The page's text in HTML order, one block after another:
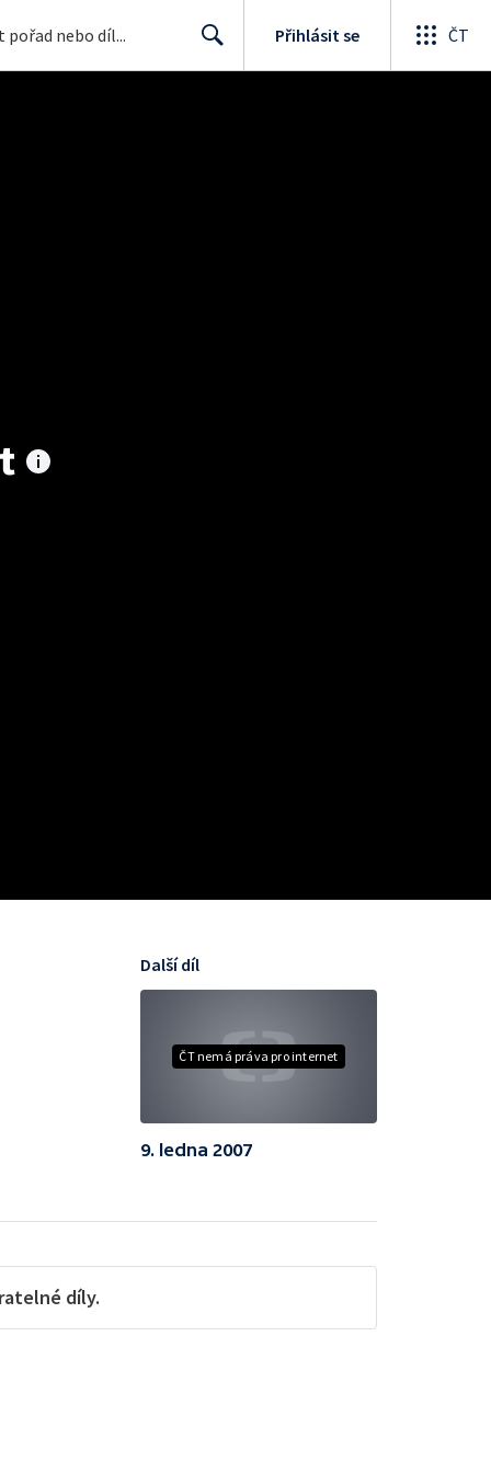
Přihlásit se ČT
ČT nemá práva pro internet
Další díl
9. ledna 2007
díly.